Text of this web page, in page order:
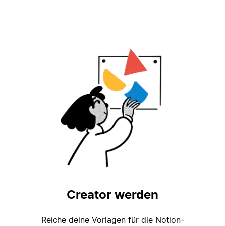
Creator werden
Reiche deine Vorlagen für die Notion-